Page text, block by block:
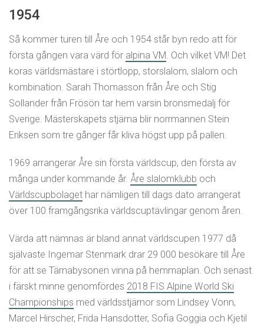
1954
Så kommer turen till Åre och 1954 står byn redo att för
första gången vara värd för alpina VM. Och vilket VM! Det
koras världsmästare i störtlopp, storslalom, slalom och
kombination. Sarah Thomasson från Åre och Stig
Sollander från Frösön tar hem varsin bronsmedalj för
Sverige. Mästerskapets stjärna blir norrmannen Stein
Eriksen som tre gånger får kliva högst upp på pallen.
1969 arrangerar Åre sin första världscup, den första av
många under kommande år. Åre slalomklubb och
Världscupbolaget har nämligen till dags dato arrangerat
över 100 framgångsrika världscuptävlingar genom åren.
Värda att nämnas är bland annat världscupen 1977 då
självaste Ingemar Stenmark drar 29 000 besökare till Åre
för att se Tärnabysonen vinna på hemmaplan. Och senast
i färskt minne genomfördes 2018 FIS Alpine World Ski
Championships med världsstjärnor som Lindsey Vonn,
Marcel Hirscher, Frida Hansdotter, Sofia Goggia och Kjetil